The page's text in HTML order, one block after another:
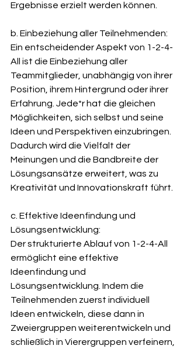
Ergebnisse erzielt werden können.
b. Einbeziehung aller Teilnehmenden:
Ein entscheidender Aspekt von 1-2-4-
All ist die Einbeziehung aller
Teammitglieder, unabhängig von ihrer
Position, ihrem Hintergrund oder ihrer
Erfahrung. Jede*r hat die gleichen
Möglichkeiten, sich selbst und seine
Ideen und Perspektiven einzubringen.
Dadurch wird die Vielfalt der
Meinungen und die Bandbreite der
Lösungsansätze erweitert, was zu
Kreativität und Innovationskraft führt.
c. Effektive Ideenfindung und
Lösungsentwicklung:
Der strukturierte Ablauf von 1-2-4-All
ermöglicht eine effektive
Ideenfindung und
Lösungsentwicklung. Indem die
Teilnehmenden zuerst individuell
Ideen entwickeln, diese dann in
Zweiergruppen weiterentwickeln und
schließlich in Vierergruppen verfeinern,